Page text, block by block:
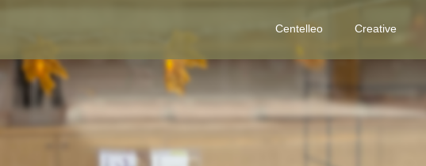
Centelleo Creative